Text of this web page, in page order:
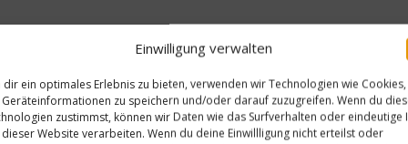
Einwilligung verwalten
dir ein optimales Erlebnis zu bieten, verwenden wir Technologien wie Cookies,
Geräteinformationen zu speichern und/oder darauf zuzugreifen. Wenn du
zustimmst, können wir Daten wie das Surfverhalten oder eindeutige
dieser Website verarbeiten. Wenn du deine Einwillligung nicht erteilst oder
Zitronenschale fein reiben. Die Eigelbe vom
Zitronenschale, Milch und Eigelb in einer Schüssel